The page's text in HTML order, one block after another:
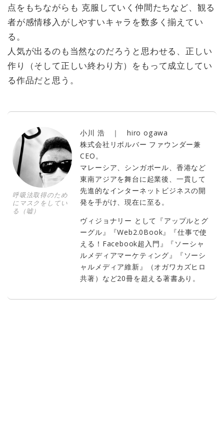
点をもちながらも 克服していく仲間たちなど、観る
者が感情移入がしやすいキャラを数多く揃えてい
る。
人気が出るのも当然なのだろうと思わせる、正しい
作り（そして正しい終わり方）をもって成立してい
る作品だと思う。
呼吸法取得のため
にマスクをしてい
る（嘘）
小川 浩 ｜ hiro ogawa
株式会社リボルバー ファウンダー兼
CEO。
マレーシア、シンガポール、香港など
東南アジアを舞台に起業後、一貫して
先進的なインターネットビジネスの開
発を手がけ、現在に至る。
ヴィジョナリー として『アップルとグ
ーグル』『Web2.0Book』『仕事で使
える！Facebook超入門』『ソーシャ
ルメディアマーケティング』『ソーシ
ャルメディア維新』（オガワカズヒロ
共著）など20冊を超える著書あり。